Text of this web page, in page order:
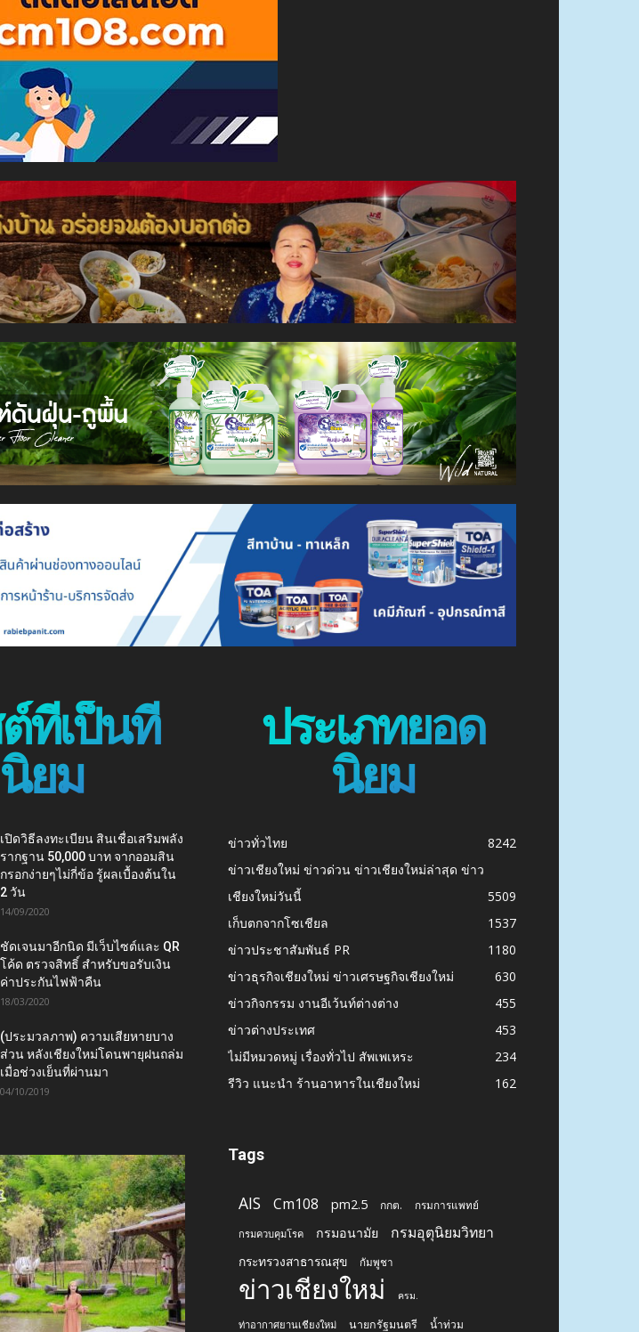
ที่เป็นที่
นิยม
เปิดวิธีลงทะเบียน สินเชื่อเสริมพลัง
รากฐาน 50,000 บาท จากออมสิน
กรอกง่ายๆไม่กี่ข้อ รู้ผลเบื้องต้นใน
2 วัน
14/09/2020
ชัดเจนมาอีกนิด มีเว็บไซต์และ QR
โค้ด ตรวจสิทธิ์ สำหรับขอรับเงิน
ค่าประกันไฟฟ้าคืน
18/03/2020
(ประมวลภาพ) ความเสียหายบาง
ส่วน หลังเชียงใหม่โดนพายุฝนถล่ม
เมื่อช่วงเย็นที่ผ่านมา
04/10/2019
ประเภทยอด
นิยม
ข่าวทั่วไทย
8242
ข่าวเชียงใหม่ ข่าวด่วน ข่าวเชียงใหม่ล่าสุด ข่าว
เชียงใหม่วันนี้
5509
เก็บตกจากโซเชียล
1537
ข่าวประชาสัมพันธ์ PR
1180
ข่าวธุรกิจเชียงใหม่ ข่าวเศรษฐกิจเชียงใหม่
630
ข่าวกิจกรรม งานอีเว้นท์ต่างต่าง
455
ข่าวต่างประเทศ
453
ไม่มีหมวดหมู่ เรื่องทั่วไป สัพเพเหระ
234
รีวิว แนะนำ ร้านอาหารในเชียงใหม่
162
Tags
AIS Cm108 pm2.5 กกต. กรมการแพทย์
กรมควบคุมโรค กรมอนามัย กรมอุตุนิยมวิทยา
กระทรวงสาธารณสุข กัมพูชา
ข่าวเชียงใหม่ ครม.
ท่าอากาศยานเชียงใหม่ นายกรัฐมนตรี น้ำท่วม